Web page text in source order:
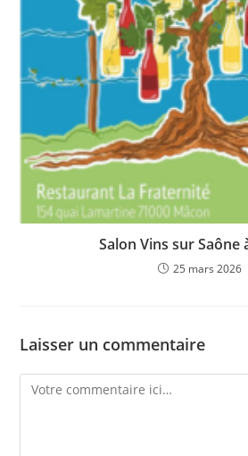
Salon Vins sur Saône
25 mars 2026
Laisser un commentaire